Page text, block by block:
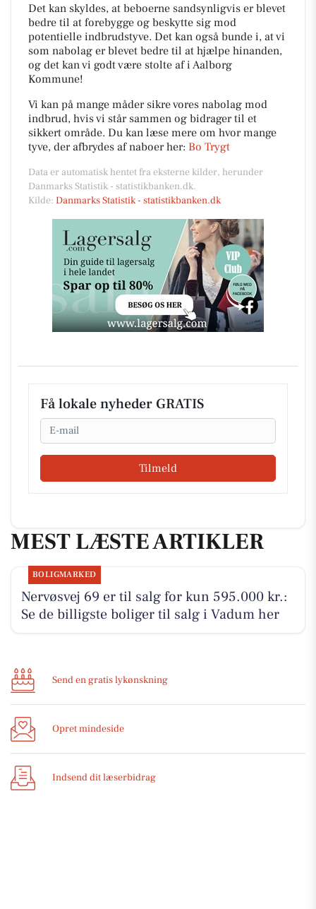
Det kan skyldes, at beboerne sandsynligvis er blevet
bedre til at forebygge og beskytte sig mod
potentielle indbrudstyve. Det kan også bunde i, at vi
som nabolag er blevet bedre til at hjælpe hinanden,
og det kan vi godt være stolte af i Aalborg
Kommune!
Vi kan på mange måder sikre vores nabolag mod
indbrud, hvis vi står sammen og bidrager til et
sikkert område. Du kan læse mere om hvor mange
tyve, der afbrydes af naboer her: Bo Trygt
Data er automatisk hentet fra eksterne kilder, herunder
Danmarks Statistik - statistikbanken.dk.
Kilde: Danmarks Statistik - statistikbanken.dk
Få lokale nyheder GRATIS
Email
Tilmeld
MEST LÆSTE ARTIKLER
BOLIGMARKED
Nervøsvej 69 er til salg for kun 595.000 kr.:
Se de billigste boliger til salg i Vadum her
Send en gratis lykønskning
Opret mindeside
Indsend dit læserbidrag